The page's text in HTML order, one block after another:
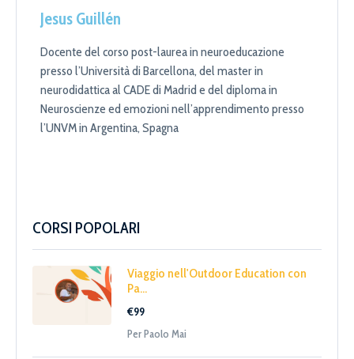
Jesus Guillén
Docente del corso post-laurea in neuroeducazione
presso l’Università di Barcellona, del master in
neurodidattica al CADE di Madrid e del diploma in
Neuroscienze ed emozioni nell’apprendimento presso
l’UNVM in Argentina, Spagna
CORSI POPOLARI
Viaggio nell'Outdoor Education con
Pa...
€99
Per Paolo Mai